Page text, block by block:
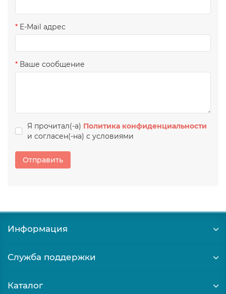
E-Mail адрес
Ваше сообщение
Я прочитал(-а) Политика конфиденциальности
и согласен(-на) с условиями
Отправить
Информация
Служба поддержки
Каталог